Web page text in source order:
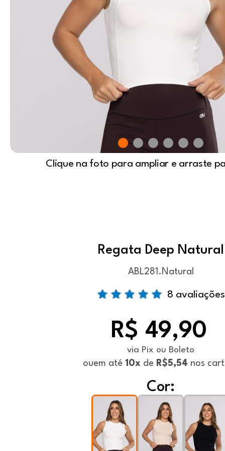
Clique na foto para ampliar e arraste
Regata Deep Natural
ABL281.Natural
8 avaliações
R$ 49,90
via Pix ou Boleto
ouem até 10xde R$5,54 nos
Cor: